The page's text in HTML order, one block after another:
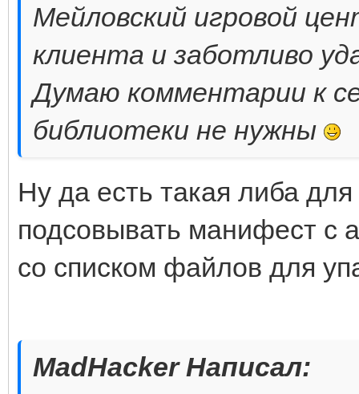
Мейловский игровой
клиента и заботливо
Думаю комментарии к
библиотеки не нужны
Ну да есть такая либа
подсовывать манифест с
со списком файлов для
MadHacker Написал: